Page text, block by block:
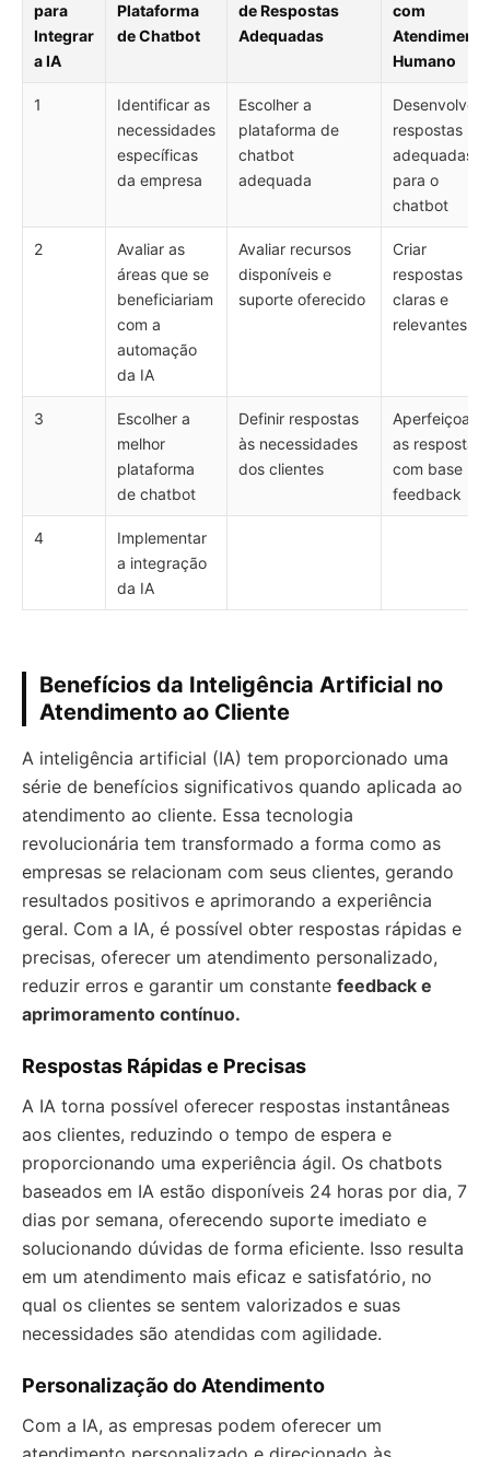
para
Integrar
a IA
Plataforma
de Chatbot
de Respostas
Adequadas
com
Atendimento
Humano
1
Identificar as
necessidades
específicas
da empresa
Escolher a
plataforma de
chatbot
adequada
Desenvolver
respostas
adequadas
para o
chatbot
2
Avaliar as
áreas que se
beneficiariam
com a
automação
da IA
Avaliar recursos
disponíveis e
suporte oferecido
Criar
respostas
claras e
relevantes
3
Escolher a
melhor
plataforma
de chatbot
Definir respostas
às necessidades
dos clientes
Aperfeiçoar
as respostas
com base no
feedback
4
Implementar
a integração
da IA
Benefícios da Inteligência Artificial no
Atendimento ao Cliente
A inteligência artificial (IA) tem proporcionado uma
série de benefícios significativos quando aplicada ao
atendimento ao cliente. Essa tecnologia
revolucionária tem transformado a forma como as
empresas se relacionam com seus clientes, gerando
resultados positivos e aprimorando a experiência
geral. Com a IA, é possível obter respostas rápidas e
precisas, oferecer um atendimento personalizado,
reduzir erros e garantir um constante feedback e
aprimoramento contínuo.
Respostas Rápidas e Precisas
A IA torna possível oferecer respostas instantâneas
aos clientes, reduzindo o tempo de espera e
proporcionando uma experiência ágil. Os chatbots
baseados em IA estão disponíveis 24 horas por dia, 7
dias por semana, oferecendo suporte imediato e
solucionando dúvidas de forma eficiente. Isso resulta
em um atendimento mais eficaz e satisfatório, no
qual os clientes se sentem valorizados e suas
necessidades são atendidas com agilidade.
Personalização do Atendimento
Com a IA, as empresas podem oferecer um